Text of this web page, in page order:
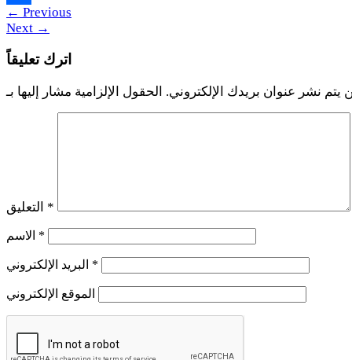
Share
← Previous
Next →
اترك تعليقاً
يتم نشر عنوان بريدك الإلكتروني.
*
*
*
الموقع الإلكتروني